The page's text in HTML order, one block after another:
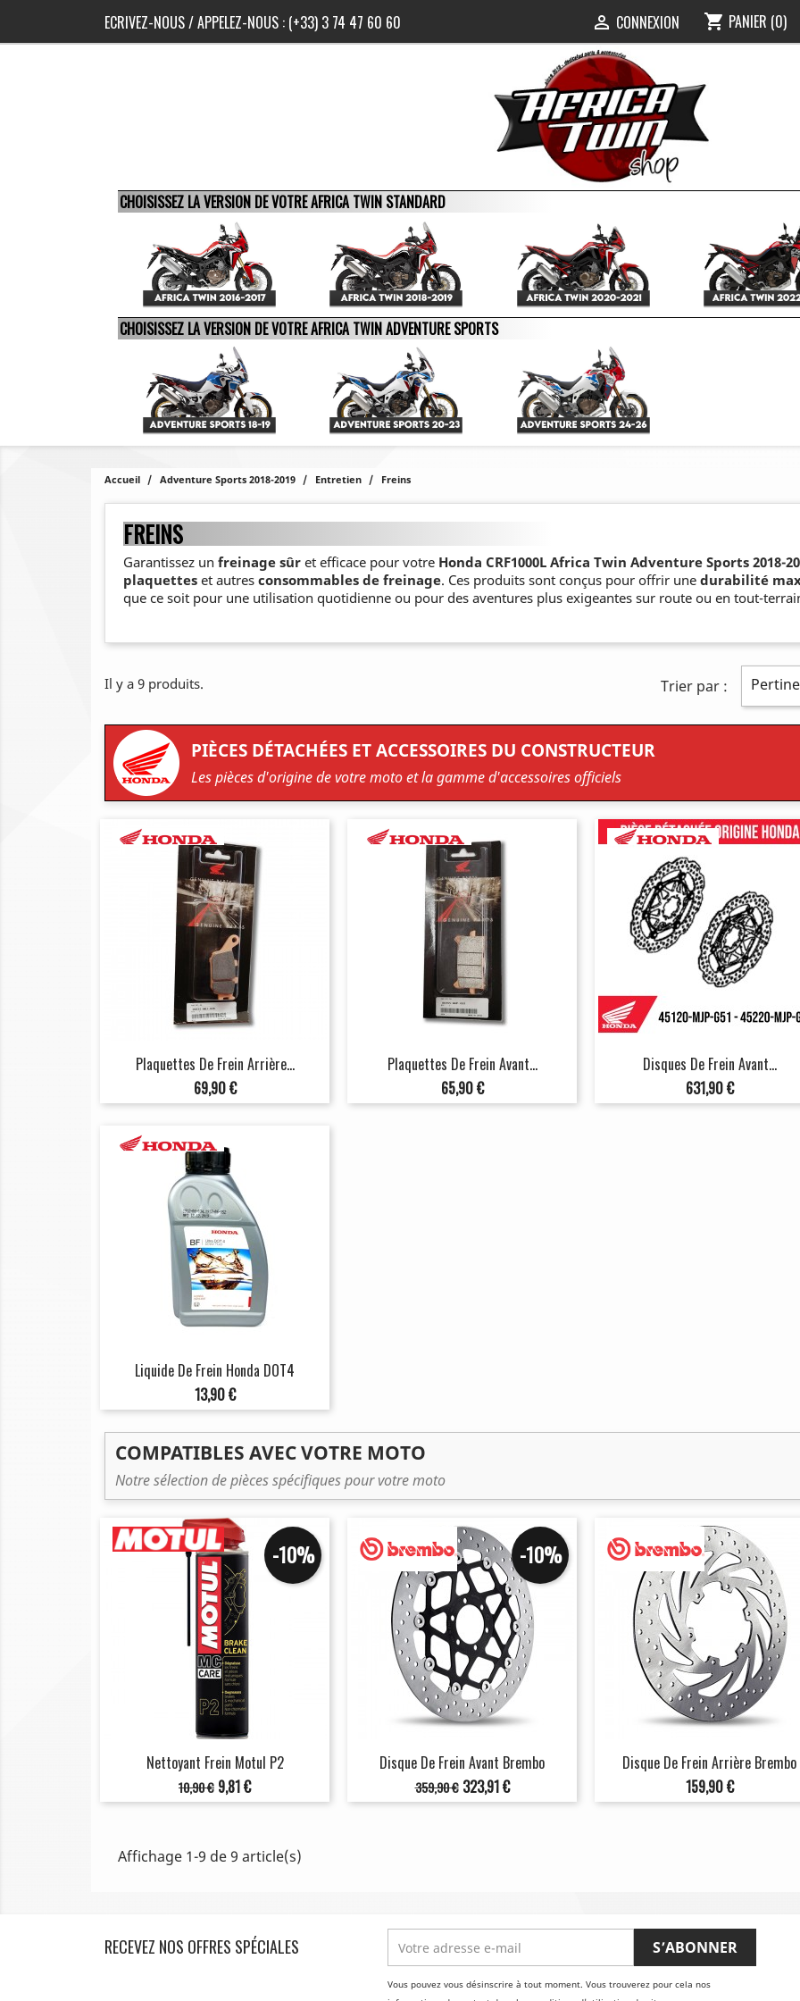
ECRIVEZ-NOUS/ APPELEZ-NOUS : (+33) 3 74 47 60 60  CONNEXION shopping_cart PANIER (0)
CHOISISSEZ LA VERSION DE VOTRE AFRICA TWIN STANDARD
CHOISISSEZ LA VERSION DE VOTRE AFRICA TWIN ADVENTURE SPORTS
Accueil Adventure Sports 2018-2019 Entretien Freins
FREINS
Garantissez un freinage sûr et efficace pour votre Honda CRF1000L Africa Twin Adventure Sports 2018-
plaquettes et autres consommables de freinage. Ces produits sont conçus pour offrir une durabilité
que ce soit pour une utilisation quotidienne ou pour des aventures plus exigeantes sur route ou en tout-
Il y a 9 produits. Trier par :
PIÈCES DÉTACHÉES ET ACCESSOIRES DU CONSTRUCTEUR
Les pièces d'origine de votre moto et la gamme d'accessoires officiels
Plaquettes De Frein Arrière...
Prix
69,90 €
Plaquettes De Frein Avant...
Prix
65,90 €
Disques De Frein Avant...
Prix
631,90 €
Liquide De Frein Honda DOT4
Prix
13,90 €
COMPATIBLES AVEC VOTRE MOTO
Notre sélection de pièces spécifiques pour votre moto
Nettoyant Frein Motul P2
Prix
de
10,90 €
-10%
Prix
9,81 €
Disque De Frein Avant Brembo
Prix
de
359,90 €
-10%
Prix
323,91 €
Disque De Frein Arrière Brembo
Prix
159,90 €
Affichage 1-9 de 9 article(s)
RECEVEZ NOS OFFRES SPÉCIALES
Vous pouvez vous désinscrire à tout moment. Vous trouverez pour cela nos